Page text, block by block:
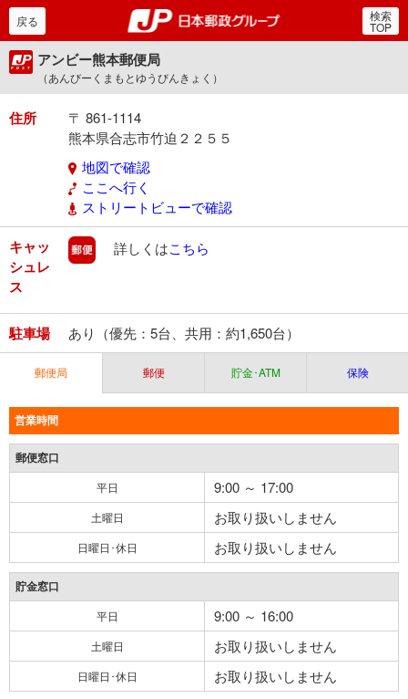
郵便局・日本郵政グルー
戻る 検索
TOP
アンビー熊本郵便局
（あんびーくまもとゆうびんきょく）
住所
〒 861-1114
熊本県合志市竹迫２２５５
地図で確認
ここへ行く
ストリートビューで確認
キャッ
シュレ
ス
郵便
詳しくはこちら
駐車場 あり（優先：5台、共用：約1,650台）
郵便局 郵便 貯金･ATM 保険
営業時間
郵便窓口
平日 9:00 ～ 17:00
土曜日 お取り扱いしません
日曜日･休日 お取り扱いしません
貯金窓口
平日 9:00 ～ 16:00
土曜日 お取り扱いしません
日曜日･休日 お取り扱いしません